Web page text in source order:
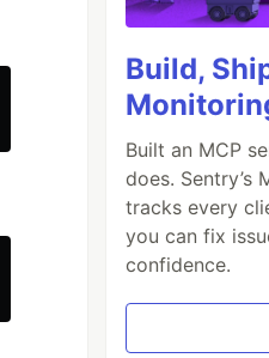
Build,
Built an MCP
does. Sentry’s
tracks every
you can fix
confidence.